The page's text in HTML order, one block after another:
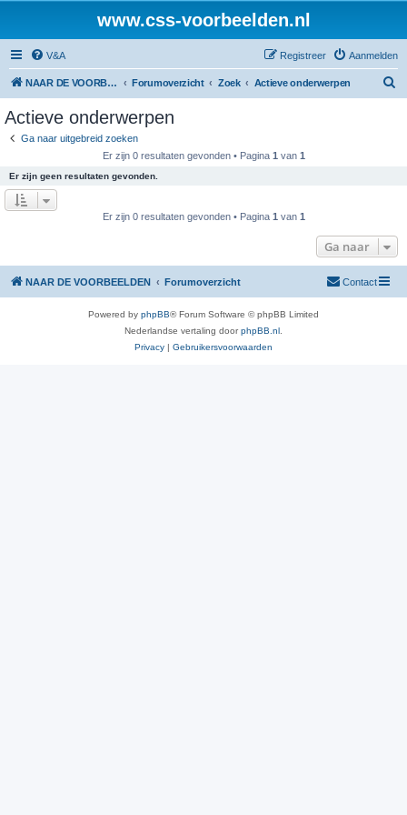
www.css-voorbeelden.nl
V&A Aanmelden
Registreer
NAAR DE VOORBEELDEN Forumoverzicht Zoek Actieve onderwerpen
Actieve onderwerpen
Ga naar uitgebreid zoeken
Er zijn 0 resultaten gevonden • Pagina 1 van 1
Er zijn geen resultaten gevonden.
Er zijn 0 resultaten gevonden • Pagina 1 van 1
Ga naar
NAAR DE VOORBEELDEN Forumoverzicht Contact
Powered by phpBB® Forum Software © phpBB Limited
Nederlandse vertaling doorphpBB.nl
Privacy | Gebruikersvoorwaarden